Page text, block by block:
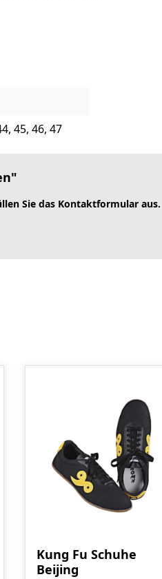
45, 46, 47
Sie das Kontaktformular aus.
Kung Fu Schuhe
Beijing